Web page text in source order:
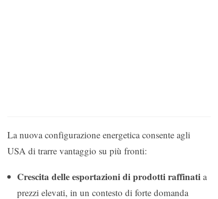
La nuova configurazione energetica consente agli
USA di trarre vantaggio su più fronti:
Crescita delle esportazioni di prodotti raffinati a
prezzi elevati, in un contesto di forte domanda